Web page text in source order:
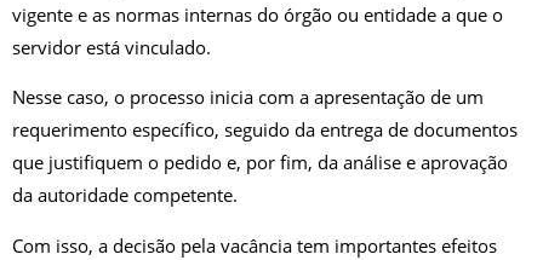
vigente e as normas internas do órgão ou entidade a que o
servidor está vinculado.
Nesse caso, o processo inicia com a apresentação de um
requerimento específico, seguido da entrega de documentos
que justifiquem o pedido e, por fim, da análise e aprovação
da autoridade competente.
Com isso, a decisão pela vacância tem importantes efeitos